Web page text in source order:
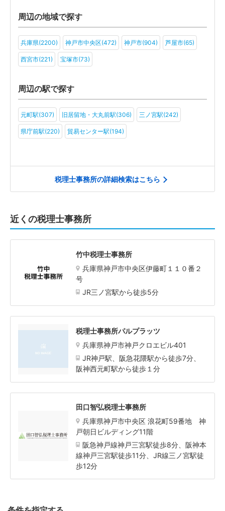
旅行・ホテル(25) アミューズメント・レジャー(20)
社会福祉法人(12) 医療法人(20) ＮＰＯ法人(11) 学校法人(7)
一般社団法人(16) その他(11)
周辺の地域で探す
兵庫県(2200) 神戸市中央区(472) 神戸市(904) 芦屋市(65)
西宮市(221) 宝塚市(73)
周辺の駅で探す
元町駅(307) 旧居留地・大丸前駅(306) 三ノ宮駅(242)
県庁前駅(220) 貿易センター駅(194)
税理士事務所の詳細検索はこちら
近くの税理士事務所
竹中税理士事務所
兵庫県神戸市中央区伊藤町１１０番２
号
JR三ノ宮駅から徒歩5分
税理士事務所パルプラッツ
兵庫県神戸市神戸クロエビル401
JR神戸駅、阪急花隈駅から徒歩7分、
阪神西元町駅から徒歩１分
田口智弘税理士事務所
兵庫県神戸市中央区 浪花町59番地 神
戸朝日ビルディング11階
阪急神戸線神戸三宮駅徒歩8分、阪神本
線神戸三宮駅徒歩11分、JR線三ノ宮駅徒
歩12分